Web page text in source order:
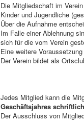
Die Mitgliedschaft im
Kinder und Jugendliche
Über die Aufnahme
Im Falle einer Ablehnung
sich für die vom Verein
Eine weitere
Der Verein bildet als
Jedes Mitglied kann die
Geschäftsjahres
Der Ausschluss von